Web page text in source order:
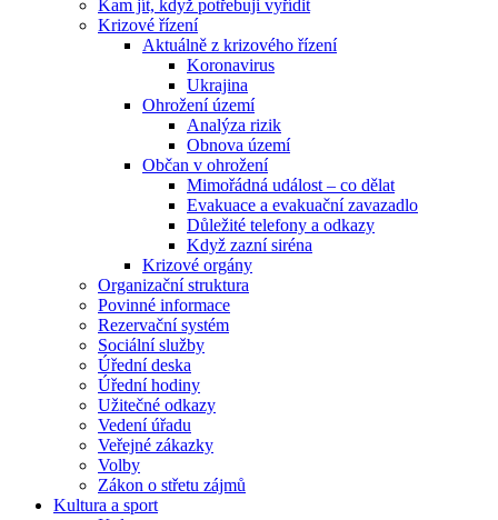
Kam jít, když potřebuji vyřídit
Krizové řízení
Aktuálně z krizového řízení
Koronavirus
Ukrajina
Ohrožení území
Analýza rizik
Obnova území
Občan v ohrožení
Mimořádná událost – co dělat
Evakuace a evakuační zavazadlo
Důležité telefony a odkazy
Když zazní siréna
Krizové orgány
Organizační struktura
Povinné informace
Rezervační systém
Sociální služby
Úřední deska
Úřední hodiny
Užitečné odkazy
Vedení úřadu
Veřejné zákazky
Volby
Zákon o střetu zájmů
Kultura a sport